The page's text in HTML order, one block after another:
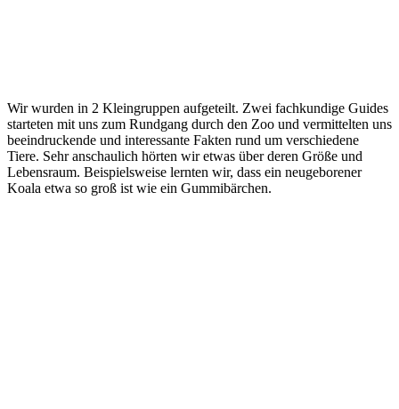
Wir wurden in 2 Kleingruppen aufgeteilt. Zwei fachkundige Guides
starteten mit uns zum Rundgang durch den Zoo und vermittelten uns
beeindruckende und interessante Fakten rund um verschiedene
Tiere. Sehr anschaulich hörten wir etwas über deren Größe und
Lebensraum. Beispielsweise lernten wir, dass ein neugeborener
Koala etwa so groß ist wie ein Gummibärchen.